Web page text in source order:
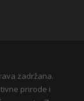
zadržana.
prirode i